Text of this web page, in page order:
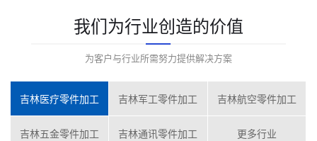
我们为行业创造的价值
为客户与行业所需努力提供解决方案
吉林医疗零件加工 吉林军工零件加工 吉林航空零件加工
吉林五金零件加工 吉林通讯零件加工 更多行业